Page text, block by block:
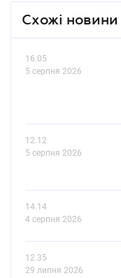
Схожі новини
16.05
5 серпня 2026
12.12
5 серпня 2026
14.14
4 серпня 2026
12.35
29 липня 2026